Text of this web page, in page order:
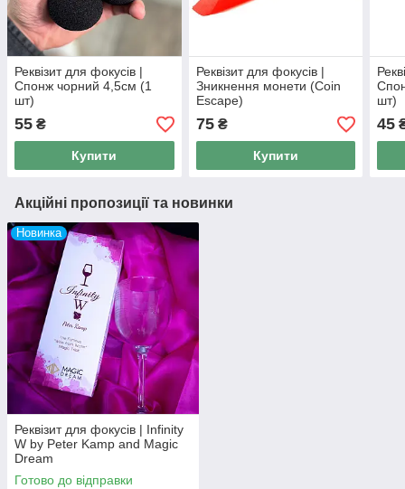
Реквізит для фокусів |
Спонж чорний 4,5см (1
шт)
55 ₴
Купити
Реквізит для фокусів |
Зникнення монети (Coin
Escape)
75₴
Купити
шт)
45
Акційні пропозиції та новинки
Новинка
Реквізит для фокусів | Infinity
W by Peter Kamp and Magic
Dream
Готово до відправки